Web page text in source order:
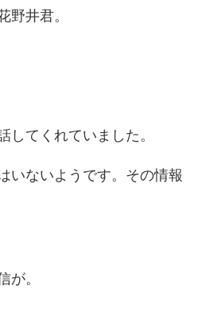
野井君。
してくれていました。
いないようです。その情報
が。